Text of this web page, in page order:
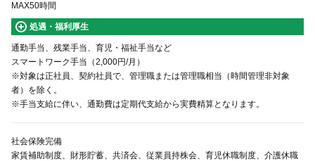
MAX50時間
処遇・福利厚生
通勤手当、残業手当、育児・福祉手当など
スマートワーク手当（2,000円/月）
※対象は正社員、契約社員で、管理職または管理職相当（時間管理非対象
者）を除く。
※手当支給に伴い、通勤費は定期代支給から実費精算となります。
社会保険完備
家賃補助制度、財形貯蓄、共済会、従業員持株会、育児休職制度、介護休職